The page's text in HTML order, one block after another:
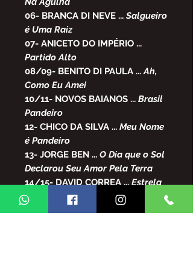
06- BRANCA DI NEVE ...Salgueiro
é Uma Raiz
07- ANICETO DO IMPÉRIO ...
Partido Alto
08/09- BENITO DI PAULA ...Ah,
Como Eu Amei
10/11- NOVOS BAIANOS ... Brasil
Pandeiro
12- CHICO DA SILVA ... Meu Nome
é Pandeiro
13- JORGE BEN ... O Dia que o Sol
Declarou Seu Amor Pela Terra
14/15-DAVID CORREA...Estrela
De Oiá